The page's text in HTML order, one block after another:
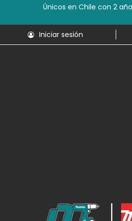
Únicos en Chile con 2
Iniciar sesión